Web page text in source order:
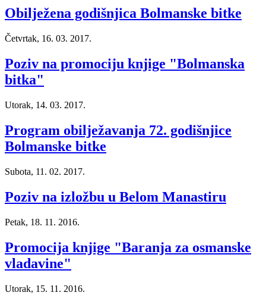
Obilježena godišnjica Bolmanske bitke
Četvrtak, 16. 03. 2017.
Poziv na promociju knjige "Bolmanska
bitka"
Utorak, 14. 03. 2017.
Program obilježavanja 72. godišnjice
Bolmanske bitke
Subota, 11. 02. 2017.
Poziv na izložbu u Belom Manastiru
Petak, 18. 11. 2016.
Promocija knjige "Baranja za osmanske
vladavine"
Utorak, 15. 11. 2016.